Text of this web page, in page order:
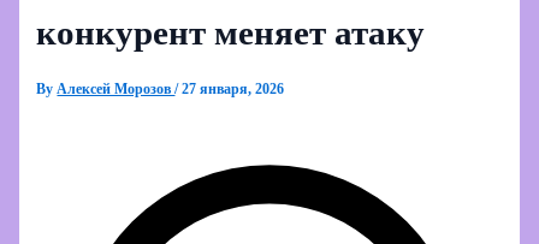
конкурент меняет атаку
ByАлексей Морозов/27 января, 2026